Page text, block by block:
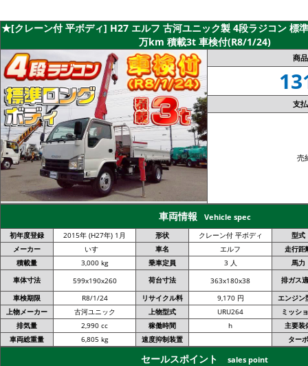
★[クレーン付 平ボディ] H27 エルフ 古河ユニック製 4段ラジコン 標
万km 積載3t 車検付(R8/1/24)
商
支
売
車両情報 Vehicle spec
初年度登録 2015年 (H27年) 1月 形状 クレーン付 平ボディ
型式
メーカー
いすゞ 車名 エルフ
走行距
積載量
3,000 kg 乗車定員 3 人
馬力
車体寸法
599x190x260 荷台寸法 363x180x38
排ガス
車検期限
R8/1/24 リサイクル料 9,170 円
エンジン
上物メーカー
古河ユニック 上物型式 URU264
ミッシ
排気量
2,990 cc 稼働時間 h
主要装
車両総重量
6,805 kg 速度抑制装置 ターボ
セールスポイント
sales point